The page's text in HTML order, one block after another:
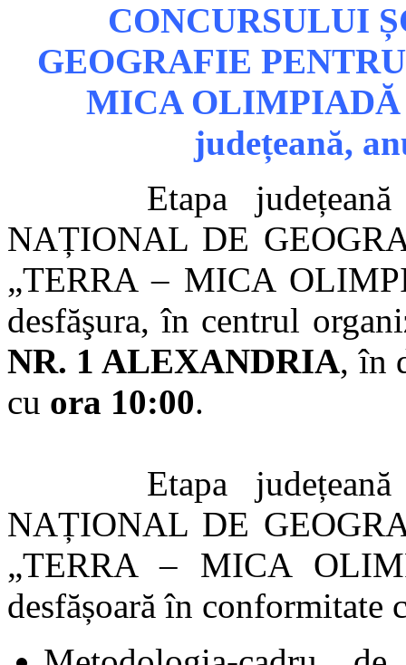
CONCURSULUI
GEOGRAFIE
MICA OLIMPIADĂ
județeană,
Etapa județeană a
NAȚIONAL DE
„TERRA – MICA
desfăşura, în centrul
NR. 1 ALEXANDRIA, în
cu ora 10:00.
Etapa județeană a
NAȚIONAL DE
„TERRA – MICA
desfășoară în conformitate